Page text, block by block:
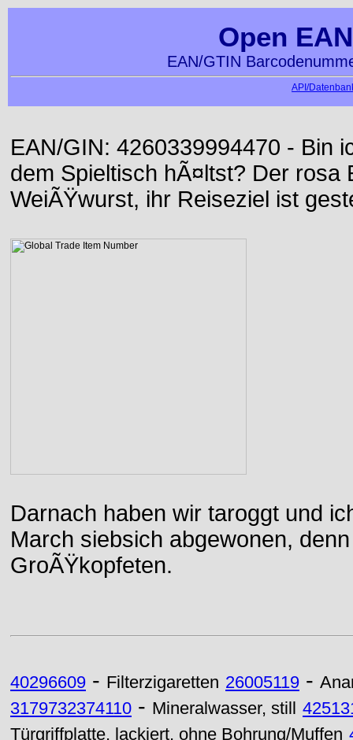
Open
EAN/GTIN
API/
EAN/GIN: 4260339994470 - Bin
dem Spieltisch hÃ¤ltst? Der rosa
WeiÃŸwurst, ihr Reiseziel ist
Darnach haben wir taroggt und
March siebsich abgewonen,
GroÃŸkopfeten.
40296609 - Filterzigaretten 26005119 -
3179732374110 - Mineralwasser, still
Türgriffplatte, lackiert, ohne Bohrung/Muffen